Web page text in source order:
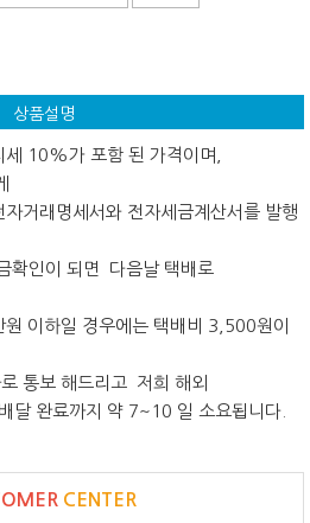
상품설명
10%가 포함 된 가격이며,
거래명세서와 전자세금계산서를 발행
확인이 되면 다음날 택배로
이하일 경우에는 택배비 3,500원이
통보 해드리고 저희 해외
달 완료까지 약 7~10 일 소요됩니다.
CENTER